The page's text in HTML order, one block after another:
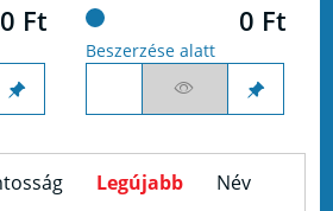
0 Ft 0 Ft
Beszerzése alatt
Legújabb Név